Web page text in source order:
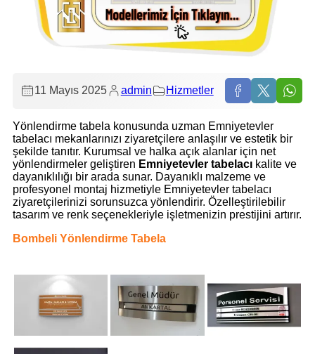
11 Mayıs 2025 admin Hizmetler
Yönlendirme tabela konusunda uzman Emniyetevler
tabelacı mekanlarınızı ziyaretçilere anlaşılır ve estetik bir
şekilde tanıtır. Kurumsal ve halka açık alanlar için net
yönlendirmeler geliştiren Emniyetevler tabelacı kalite ve
dayanıklılığı bir arada sunar. Dayanıklı malzeme ve
profesyonel montaj hizmetiyle Emniyetevler tabelacı
ziyaretçilerinizi sorunsuzca yönlendirir. Özelleştirilebilir
tasarım ve renk seçenekleriyle işletmenizin prestijini artırır.
Bombeli Yönlendirme Tabela